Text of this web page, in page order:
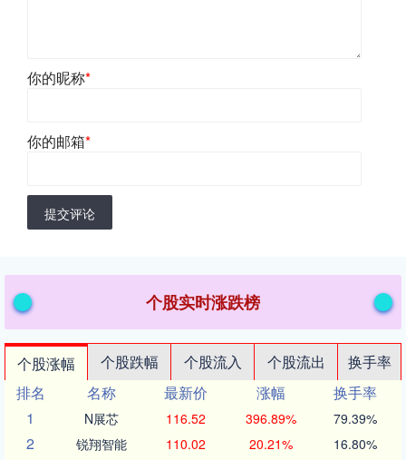
你的昵称*
你的邮箱*
提交评论
个股实时涨跌榜
个股涨幅 个股跌幅 个股流入 个股流出
换手率
排名
名称 最新价 涨幅
换手率
1
N展芯 116.52 396.89% 79.39%
2 锐翔智能 110.02 20.21% 16.80%